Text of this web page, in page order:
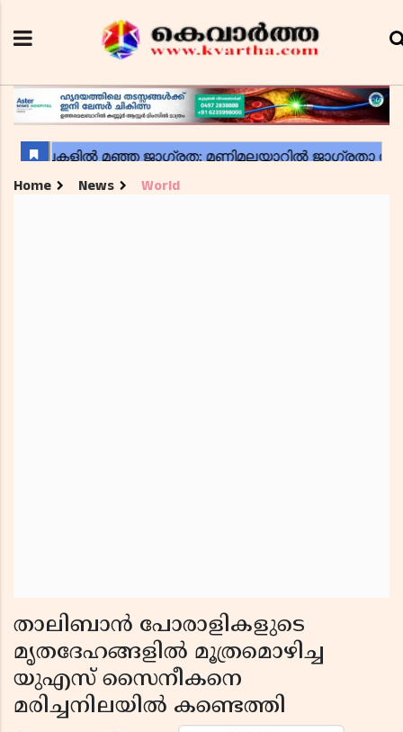
Home News World
താലിബാന്‍ പോരാളികളുടെ
മൃതദേഹങ്ങളില്‍ മൂത്രമൊഴിച്ച
യുഎസ് സൈനീകനെ
മരിച്ചനിലയില്‍ കണ്ടെത്തി